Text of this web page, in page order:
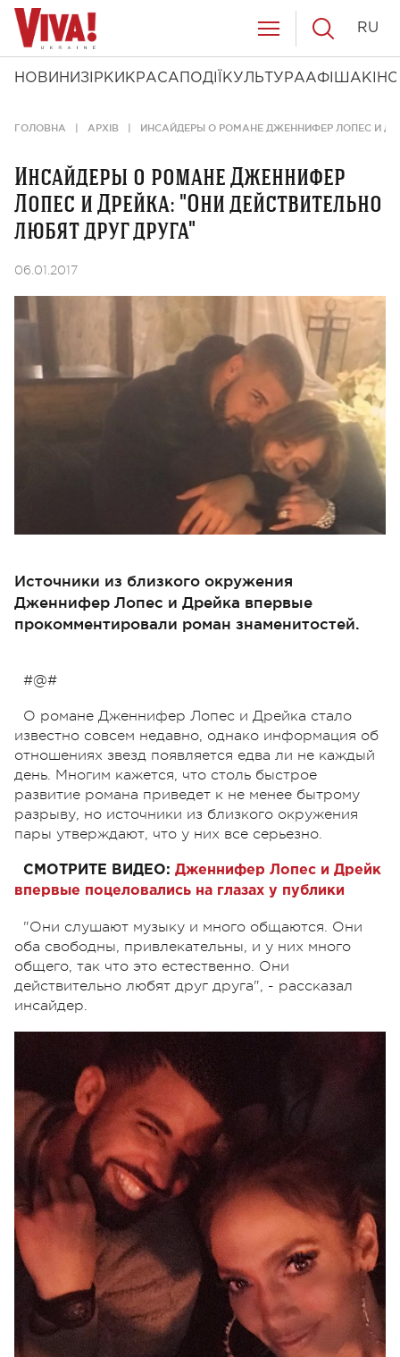
НОВИНИ ЗІРКИ КРАСА ПОДІЇ КУЛЬТУРААФІША КІНО
RU
ГОЛОВНА АРХІВ ИНСАЙДЕРЫ О РОМАНЕ ДЖЕННИФЕР ЛОПЕС И
Инсайдеры о романе Дженнифер
Лопес и Дрейка: "Они действительно
любят друг друга"
06.01.2017
Источники из близкого окружения
Дженнифер Лопес и Дрейка впервые
прокомментировали роман знаменитостей.
#@#
О романе Дженнифер Лопес и Дрейка стало
известно совсем недавно, однако информация об
отношениях звезд появляется едва ли не каждый
день. Многим кажется, что столь быстрое
развитие романа приведет к не менее бытрому
разрыву, но источники из близкого окружения
пары утверждают, что у них все серьезно.
СМОТРИТЕ ВИДЕО: Дженнифер Лопес и Дрейк
впервые поцеловались на глазах у публики
"Они слушают музыку и много общаются. Они
оба свободны, привлекательны, и у них много
общего, так что это естественно. Они
действительно любят друг друга", - рассказал
инсайдер.